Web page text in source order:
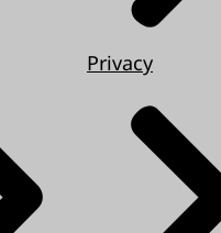
Privacy